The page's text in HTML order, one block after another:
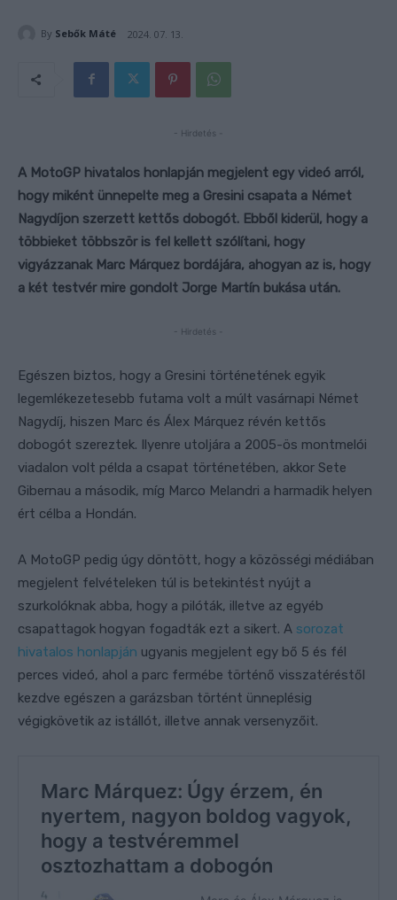
By Sebők Máté 2024. 07. 13.
- Hirdetés -
A MotoGP hivatalos honlapján megjelent egy videó arról,
hogy miként ünnepelte meg a Gresini csapata a Német
Nagydíjon szerzett kettős dobogót. Ebből kiderül, hogy a
többieket többször is fel kellett szólítani, hogy
vigyázzanak Marc Márquez bordájára, ahogyan az is, hogy
a két testvér mire gondolt Jorge Martín bukása után.
- Hirdetés -
Egészen biztos, hogy a Gresini történetének egyik
legemlékezetesebb futama volt a múlt vasárnapi Német
Nagydíj, hiszen Marc és Álex Márquez révén kettős
dobogót szereztek. Ilyenre utoljára a 2005-ös montmelói
viadalon volt példa a csapat történetében, akkor Sete
Gibernau a második, míg Marco Melandri a harmadik helyen
ért célba a Hondán.
A MotoGP pedig úgy döntött, hogy a közösségi médiában
megjelent felvételeken túl is betekintést nyújt a
szurkolóknak abba, hogy a pilóták, illetve az egyéb
csapattagok hogyan fogadták ezt a sikert. A sorozat
hivatalos honlapján ugyanis megjelent egy bő 5 és fél
perces videó, ahol a parc fermébe történő visszatéréstől
kezdve egészen a garázsban történt ünneplésig
végigkövetik az istállót, illetve annak versenyzőit.